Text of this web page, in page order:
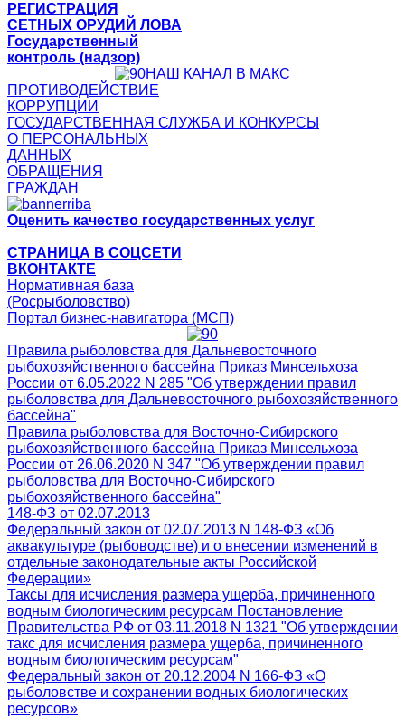
РЕГИСТРАЦИЯ
СЕТНЫХ ОРУДИЙ ЛОВА
Государственный
контроль (надзор)
НАШ КАНАЛ В МАКС
ПРОТИВОДЕЙСТВИЕ
КОРРУПЦИИ
ГОСУДАРСТВЕННАЯ СЛУЖБА И КОНКУРСЫ
О ПЕРСОНАЛЬНЫХ
ДАННЫХ
ОБРАЩЕНИЯ
ГРАЖДАН
Оценить качество государственных услуг
СТРАНИЦА В СОЦСЕТИ
ВКОНТАКТЕ
Нормативная база
(Росрыболовство)
Портал бизнес-навигатора (МСП)
Правила рыболовства для Дальневосточного
рыбохозяйственного бассейна Приказ Минсельхоза
России от 6.05.2022 N 285 "Об утверждении правил
рыболовства для Дальневосточного рыбохозяйственного
бассейна"
Правила рыболовства для Восточно-Сибирского
рыбохозяйственного бассейна Приказ Минсельхоза
России от 26.06.2020 N 347 "Об утверждении правил
рыболовства для Восточно-Сибирского
рыбохозяйственного бассейна"
148-ФЗ от 02.07.2013
Федеральный закон от 02.07.2013 N 148-ФЗ «Об
аквакультуре (рыбоводстве) и о внесении изменений в
отдельные законодательные акты Российской
Федерации»
Таксы для исчисления размера ущерба, причиненного
водным биологическим ресурсам Постановление
Правительства РФ от 03.11.2018 N 1321 "Об утверждении
такс для исчисления размера ущерба, причиненного
водным биологическим ресурсам"
Федеральный закон от 20.12.2004 N 166-ФЗ «О
рыболовстве и сохранении водных биологических
ресурсов»